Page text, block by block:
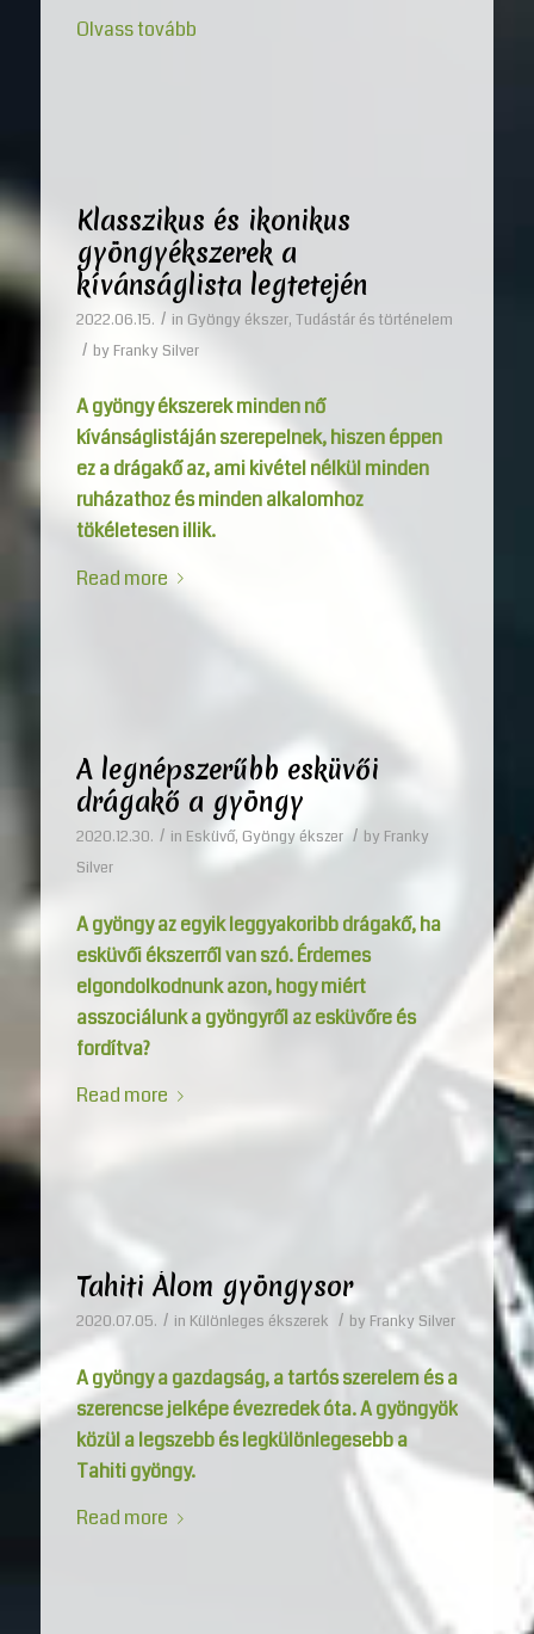
Olvass tovább
Klasszikus és ikonikus
gyöngyékszerek a
kívánságlista legtetején
2022.06.15. / in Gyöngy ékszer, Tudástár és történelem
/ byFranky Silver
A gyöngy ékszerek minden nő
kívánságlistáján szerepelnek, hiszen éppen
ez a drágakő az, ami kivétel nélkül minden
ruházathoz és minden alkalomhoz
tökéletesen illik.
Read more
A legnépszerűbb esküvői
drágakő a gyöngy
2020.12.30. / in Esküvő, Gyöngy ékszer / by Franky
Silver
A gyöngy az egyik leggyakoribb drágakő, ha
esküvői ékszerről van szó. Érdemes
elgondolkodnunk azon, hogy miért
asszociálunk a gyöngyről az esküvőre és
fordítva?
Read more
Tahiti Álom gyöngysor
2020.07.05. / in Különleges ékszerek / by Franky Silver
A gyöngy a gazdagság, a tartós szerelem és a
szerencse jelképe évezredek óta. A gyöngyök
közül a legszebb és legkülönlegesebb a
Tahiti gyöngy.
Read more